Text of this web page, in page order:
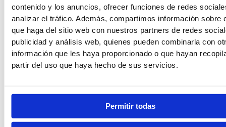
contenido y los anuncios, ofrecer funciones de redes
analizar el tráfico. Además, compartimos información sobre
que haga del sitio web con nuestros partners de redes
publicidad y análisis web, quienes pueden combinarla con
información que les haya proporcionado o que hayan
partir del uso que haya hecho de sus servicios.
Permitir todas
Tramitación Procesal
Gestión Procesal